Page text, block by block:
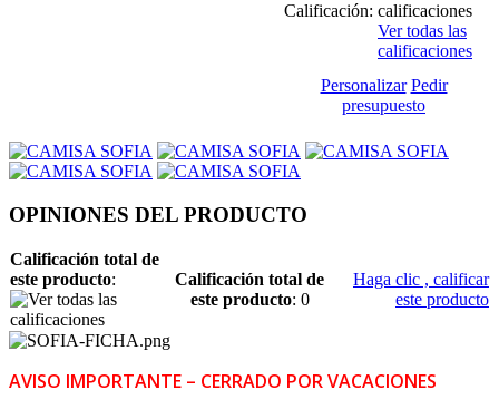
Calificación:
Ver todas las
calificaciones
Personalizar Pedir
presupuesto
OPINIONES DEL PRODUCTO
Calificación total de
este producto:
Calificación total de
este producto: 0
Haga clic , calificar
este producto
AVISO IMPORTANTE – CERRADO POR VACACIONES